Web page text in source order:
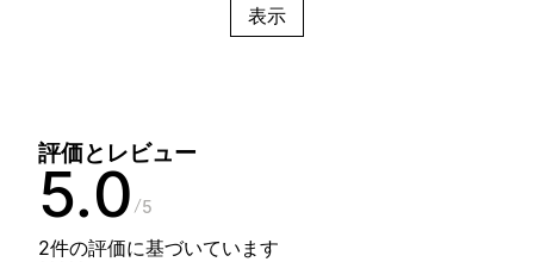
表示
評価とレビュー
5.0 5
2件の評価に基づいています